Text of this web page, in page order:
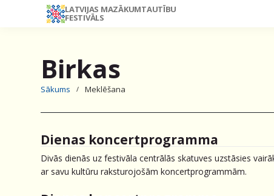
LATVIJAS MAZĀKUMTAUTĪBU
FESTIVĀLS
Birkas
Sākums Meklēšana
Dienas koncertprogramma
Divās dienās uz festivāla centrālās skatuves uzstāsies
ar savu kultūru raksturojošām koncertprogrammām.